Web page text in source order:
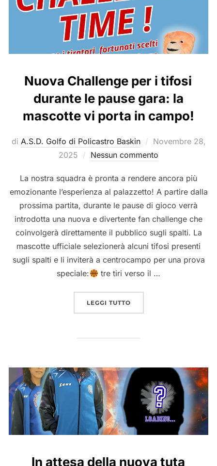
Nuova Challenge per i tifosi
durante le pause gara: la
mascotte vi porta in campo!
di A.S.D. Golfo di Policastro Baskin
Pubblicato
il
Novembre 28,
2025
Nessun commento
La nostra squadra è pronta a rendere ancora più
emozionante l’esperienza al palazzetto! A partire dalla
prossima partita, durante le pause di gioco verrà
introdotta una nuova e divertente fan challenge che
coinvolgerà direttamente il pubblico sugli spalti. La
mascotte ufficiale selezionerà alcuni tifosi presenti
sugli spalti e li inviterà a centrocampo per una prova
speciale:
tre tiri verso il …
LEGGI TUTTO“NUOVA CHALLENGE
In attesa della nuova tuta